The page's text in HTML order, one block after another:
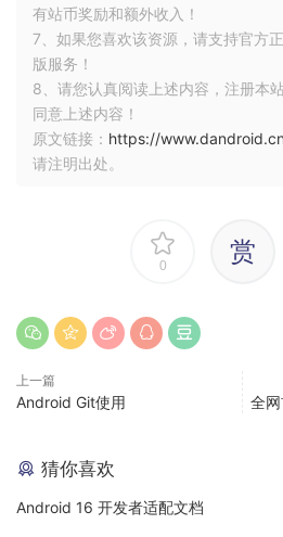
image.png
体类自定义view、方法以及第
在重新打包的app执行异常，
看到行号发生了问题 ，不是正
有站币奖励和额外收入！
7、如果您喜欢该资源，请支持官方
版服务！
8、请您认真阅读上述内容，注册本
同意上述内容！
原文链接： https://
请注明出处。
0 赏
上一篇
Android Git使用
全
猜你喜欢
Android 16 开发者适配文档